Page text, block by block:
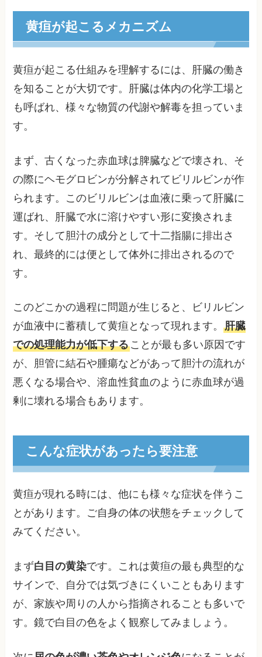
黄疸が起こるメカニズム
黄疸が起こる仕組みを理解するには、肝臓の働き
を知ることが大切です。肝臓は体内の化学工場と
も呼ばれ、様々な物質の代謝や解毒を担っていま
す。
まず、古くなった赤血球は脾臓などで壊され、そ
の際にヘモグロビンが分解されてビリルビンが作
られます。このビリルビンは血液に乗って肝臓に
運ばれ、肝臓で水に溶けやすい形に変換されま
す。そして胆汁の成分として十二指腸に排出さ
れ、最終的には便として体外に排出されるので
す。
このどこかの過程に問題が生じると、ビリルビン
が血液中に蓄積して黄疸となって現れます。肝臓
での処理能力が低下することが最も多い原因です
が、胆管に結石や腫瘍などがあって胆汁の流れが
悪くなる場合や、溶血性貧血のように赤血球が過
剰に壊れる場合もあります。
こんな症状があったら要注意
黄疸が現れる時には、他にも様々な症状を伴うこ
とがあります。ご自身の体の状態をチェックして
みてください。
まず白目の黄染です。これは黄疸の最も典型的な
サインで、自分では気づきにくいこともあります
が、家族や周りの人から指摘されることも多いで
す。鏡で白目の色をよく観察してみましょう。